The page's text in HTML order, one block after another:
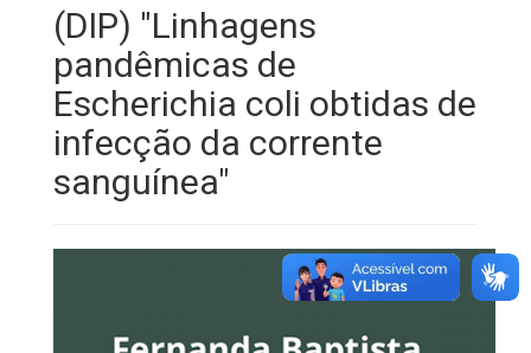
(DIP) "Linhagens
pandêmicas de
Escherichia coli obtidas de
infecção da corrente
sanguínea"